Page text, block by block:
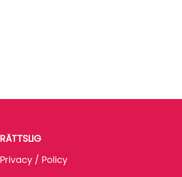
RÄTTSLIG
Privacy / Policy